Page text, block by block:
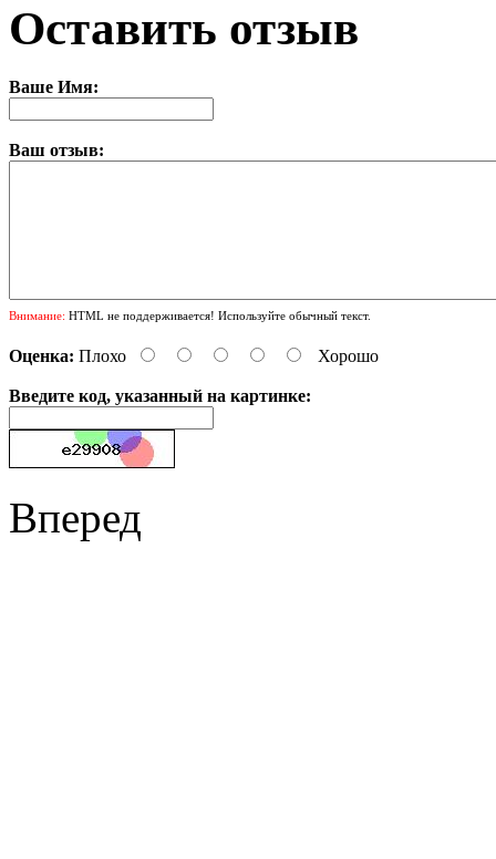
Оставить отзыв
Ваше Имя:
Ваш отзыв:
Внимание: HTML не поддерживается! Используйте обычный текст.
Оценка: Плохо Хорошо
Введите код, указанный на картинке:
Вперед